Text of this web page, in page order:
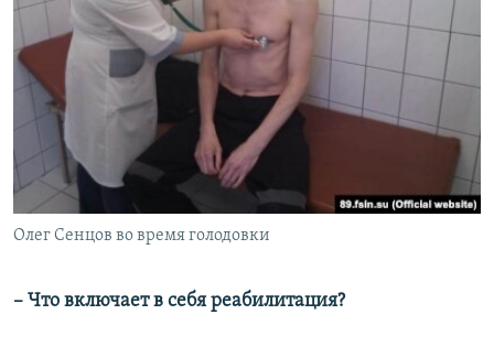
Олег Сенцов во время голодовки
– Что включает в себя реабилитация?